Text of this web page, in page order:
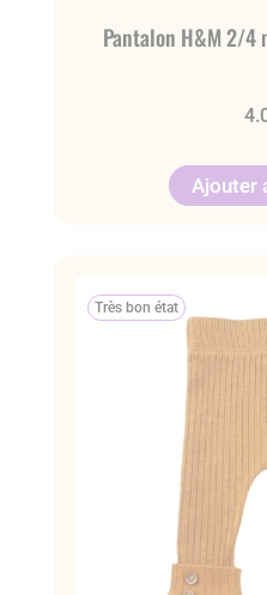
Pantalon H&M 2/4
Ajouter
Très bon état